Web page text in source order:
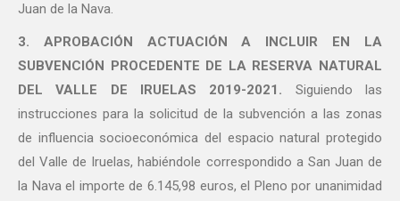
Juan de la Nava.
3. APROBACIÓN ACTUACIÓN A INCLUIR EN LA
SUBVENCIÓN PROCEDENTE DE LA RESERVA NATURAL
DEL VALLE DE IRUELAS 2019-2021. Siguiendo las
instrucciones para la solicitud de la subvención a las zonas
de influencia socioeconómica del espacio natural protegido
del Valle de Iruelas, habiéndole correspondido a San Juan de
la Nava el importe de 6.145,98 euros, el Pleno por unanimidad